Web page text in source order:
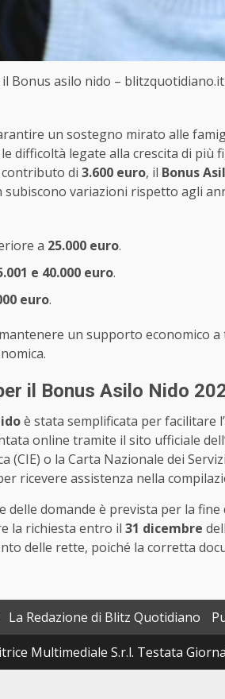
Bonus asilo nido – blitzquotidiano.it
un sostegno mirato alle
difficoltà legate alla crescita di più
di 3.600 euro, il Bonus
variazioni rispetto agli
a 25.000 euro.
e 40.000 euro.
euro.
un supporto economico
il Bonus Asilo Nido
è stata semplificata per facilitare
online tramite il sito ufficiale
(CIE) o la Carta Nazionale dei
ricevere assistenza nella
domande è prevista per la fine
la richiesta entro il 31 dicembre
delle rette, poiché la corretta
La Redazione di Blitz Quotidiano
Multimediale S.r.l. Testata